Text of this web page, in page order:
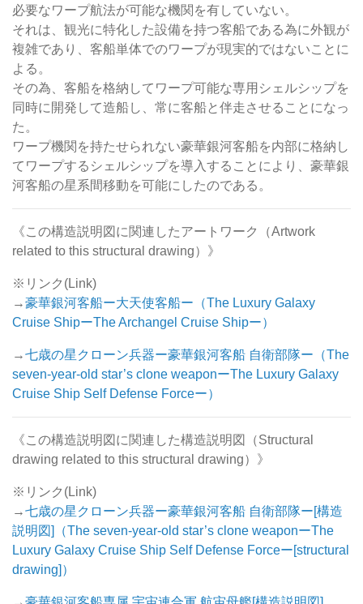
必要なワープ航法が可能な機関を有していない。
それは、観光に特化した設備を持つ客船である為に外観が
複雑であり、客船単体でのワープが現実的ではないことに
よる。
その為、客船を格納してワープ可能な専用シェルシップを
同時に開発して造船し、常に客船と伴走させることになっ
た。
ワープ機関を持たせられない豪華銀河客船を内部に格納し
てワープするシェルシップを導入することにより、豪華銀
河客船の星系間移動を可能にしたのである。
《この構造説明図に関連したアートワーク（Artwork
related to this structural drawing）》
※リンク(Link)
→豪華銀河客船ー大天使客船ー（The Luxury Galaxy
Cruise ShipーThe Archangel Cruise Shipー）
→七歳の星クローン兵器ー豪華銀河客船 自衛部隊ー（The
seven-year-old star’s clone weaponーThe Luxury Galaxy
Cruise Ship Self Defense Forceー）
《この構造説明図に関連した構造説明図（Structural
drawing related to this structural drawing）》
※リンク(Link)
→七歳の星クローン兵器ー豪華銀河客船 自衛部隊ー[構造
説明図]（The seven-year-old star’s clone weaponーThe
Luxury Galaxy Cruise Ship Self Defense Forceー[structural
drawing]）